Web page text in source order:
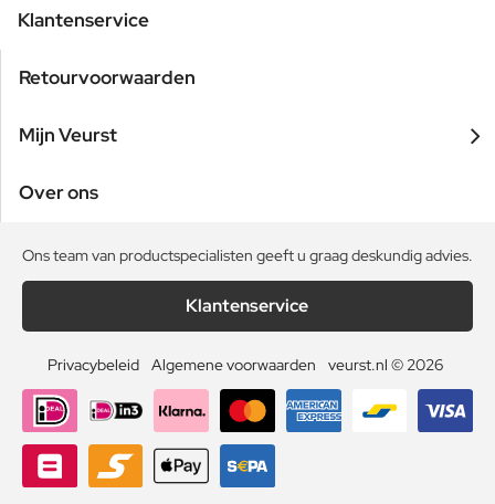
Klantenservice
Retourvoorwaarden
Mijn Veurst
Over ons
Ons team van productspecialisten geeft u graag deskundig advies.
Klantenservice
Privacybeleid Algemene voorwaarden veurst.nl © 2026